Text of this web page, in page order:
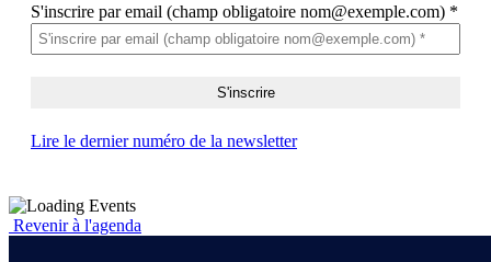
S'inscrire par email (champ obligatoire nom@exemple.com) *
Lire le dernier numéro de la newsletter
Revenir à l'agenda